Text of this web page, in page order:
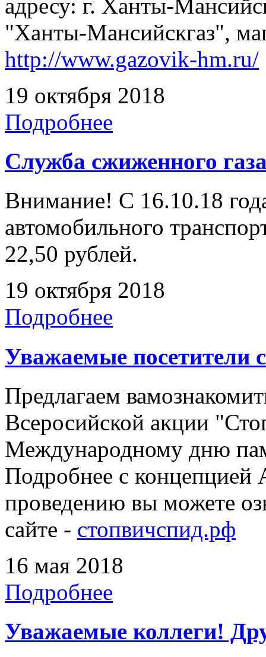
адресу: г. Ханты-
"Ханты-Мансийскгаз",
http://www.gazovik-hm.ru/
19 октября 2018
Подробнее
Служба сжиженного
Внимание! С 16.10.18
автомобильного
22,50 рублей.
19 октября 2018
Подробнее
Уважаемые посетители
Предлагаем
Всеросийской акции
Международному дню
Подробнее с концепцией
проведению вы можете
сайте - стопвичспид.рф
16 мая 2018
Подробнее
Уважаемые коллеги!